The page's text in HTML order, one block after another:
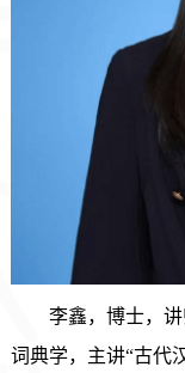
李鑫，博士，
词典学，主讲“古代